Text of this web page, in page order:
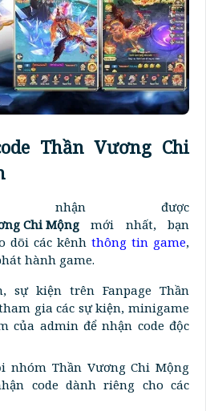
Thần Vương Chi
nhận được
Chi Mộng mới nhất, bạn
dõi các kênh thông tin game,
hành game.
sự kiện trên Fanpage Thần
gia các sự kiện, minigame
của admin để nhận code độc
nhóm Thần Vương Chi Mộng
code dành riêng cho các